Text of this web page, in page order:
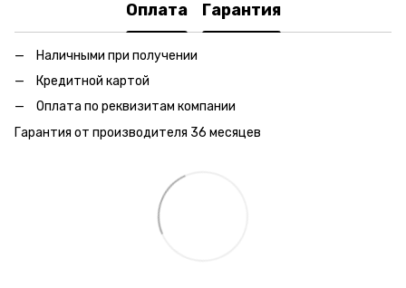
Оплата Гарантия
Наличными при получении
Кредитной картой
Оплата по реквизитам компании
Гарантия от производителя 36 месяцев